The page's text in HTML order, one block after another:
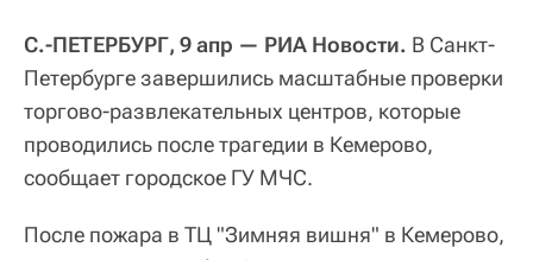
С.-ПЕТЕРБУРГ, 9 апр — РИА Новости. В Санкт-
Петербурге завершились масштабные проверки
торгово-развлекательных центров, которые
проводились после трагедии в Кемерово,
сообщает городское ГУ МЧС.
После пожара в ТЦ "Зимняя вишня" в Кемерово,